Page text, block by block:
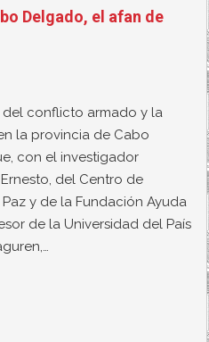
Delgado, el afan de
del conflicto armado y la
la provincia de Cabo
con el investigador
del Centro de
y de la Fundación Ayuda
de la Universidad del País